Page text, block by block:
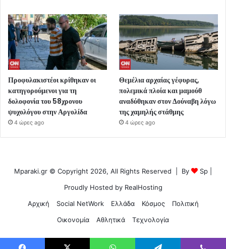
Προφυλακιστέοι κρίθηκαν οι
κατηγορούμενοι για τη
δολοφονία του 58χρονου
ψυχολόγου στην Αργολίδα
4 ώρες ago
Θεμέλια αρχαίας γέφυρας,
πολεμικά πλοία και μαμούθ
αναδύθηκαν στον Δούναβη λόγω
της χαμηλής στάθμης
4 ώρες ago
Mparaki.gr © Copyright 2026, All Rights Reserved | By Sp
Proudly Hosted by RealHosting
Αρχική
Social NetWork Ελλάδα Κόσμος
Πολιτική
Οικονομία
Αθλητικά Τεχνολογία